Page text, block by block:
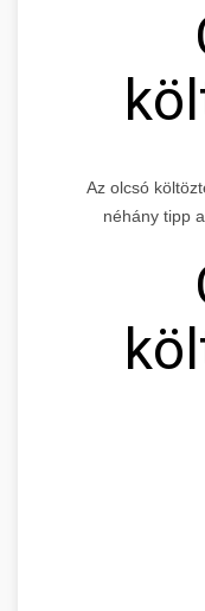
Az olcsó
néhány tipp